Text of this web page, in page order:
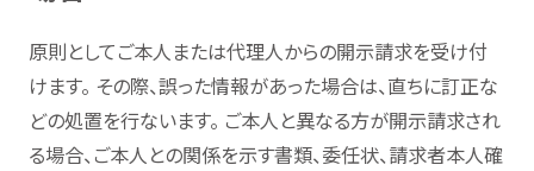
原則としてご本人または代理人からの開示請求を受け付
けます。 その際、誤った情報があった場合は、直ちに訂正な
どの処置を行ないます。 ご本人と異なる方が開示請求され
る場合、ご本人との関係を示す書類、委任状、請求者本人確